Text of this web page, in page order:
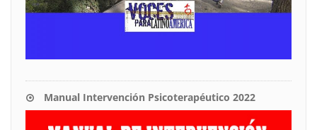
Manual Intervención Psicoterapéutico 2022